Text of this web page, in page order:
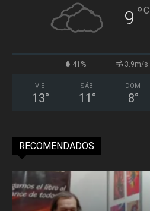
9 °C
41% 3.9m/s
VIE
13°
SÁB
11 °
DOM
8°
RECOMENDADOS